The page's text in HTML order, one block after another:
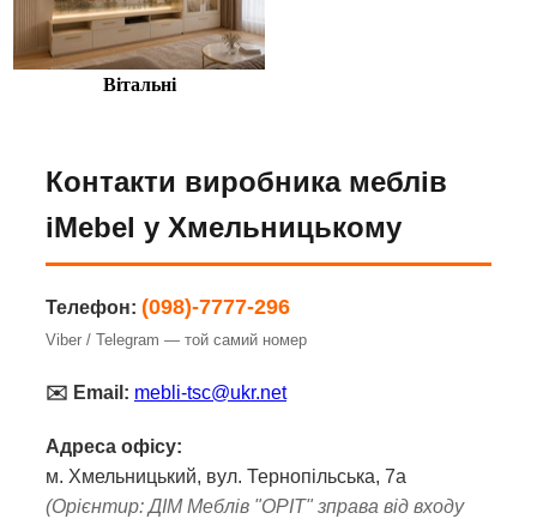
Вітальні
Контакти виробника меблів
iMebel у Хмельницькому
Телефон: (098)-7777-296
Viber / Telegram — той самий номер
✉️ Email: mebli-tsc@ukr.net
Адреса офісу:
м. Хмельницький, вул. Тернопільська, 7а
(Орієнтир: ДІМ Меблів "ОРІТ" зправа від входу